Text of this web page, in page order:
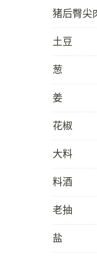
猪后臀尖
土豆
葱
姜
花椒
大料
料酒
老抽
盐